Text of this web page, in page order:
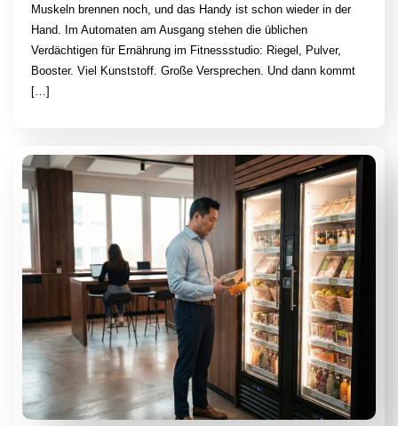
Muskeln brennen noch, und das Handy ist schon wieder in der
Hand. Im Automaten am Ausgang stehen die üblichen
Verdächtigen für Ernährung im Fitnessstudio: Riegel, Pulver,
Booster. Viel Kunststoff. Große Versprechen. Und dann kommt
[…]